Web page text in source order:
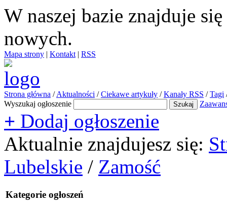
W naszej bazie znajduje się
nowych.
Mapa strony | Kontakt | RSS
Strona główna / Aktualności / Ciekawe artykuły / Kanały RSS / Tagi
Wyszukaj ogłoszenie
+ Dodaj ogłoszenie
Aktualnie znajdujesz się:
Lubelskie / Zamość
Kategorie ogłoszeń